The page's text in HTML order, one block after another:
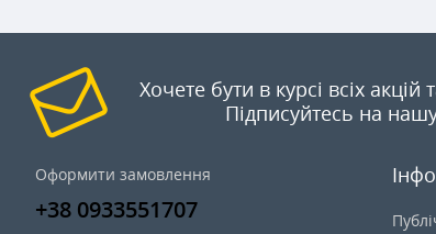
Хочете бути в курсі всіх акцій
Підписуйтесь на
Оформити замовлення
+38 0933551707